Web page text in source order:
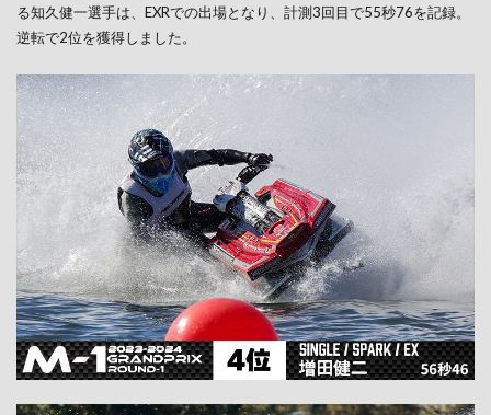
る知久健一選手は、EXRでの出場となり、計測3回目で55秒76を記録。
逆転で2位を獲得しました。